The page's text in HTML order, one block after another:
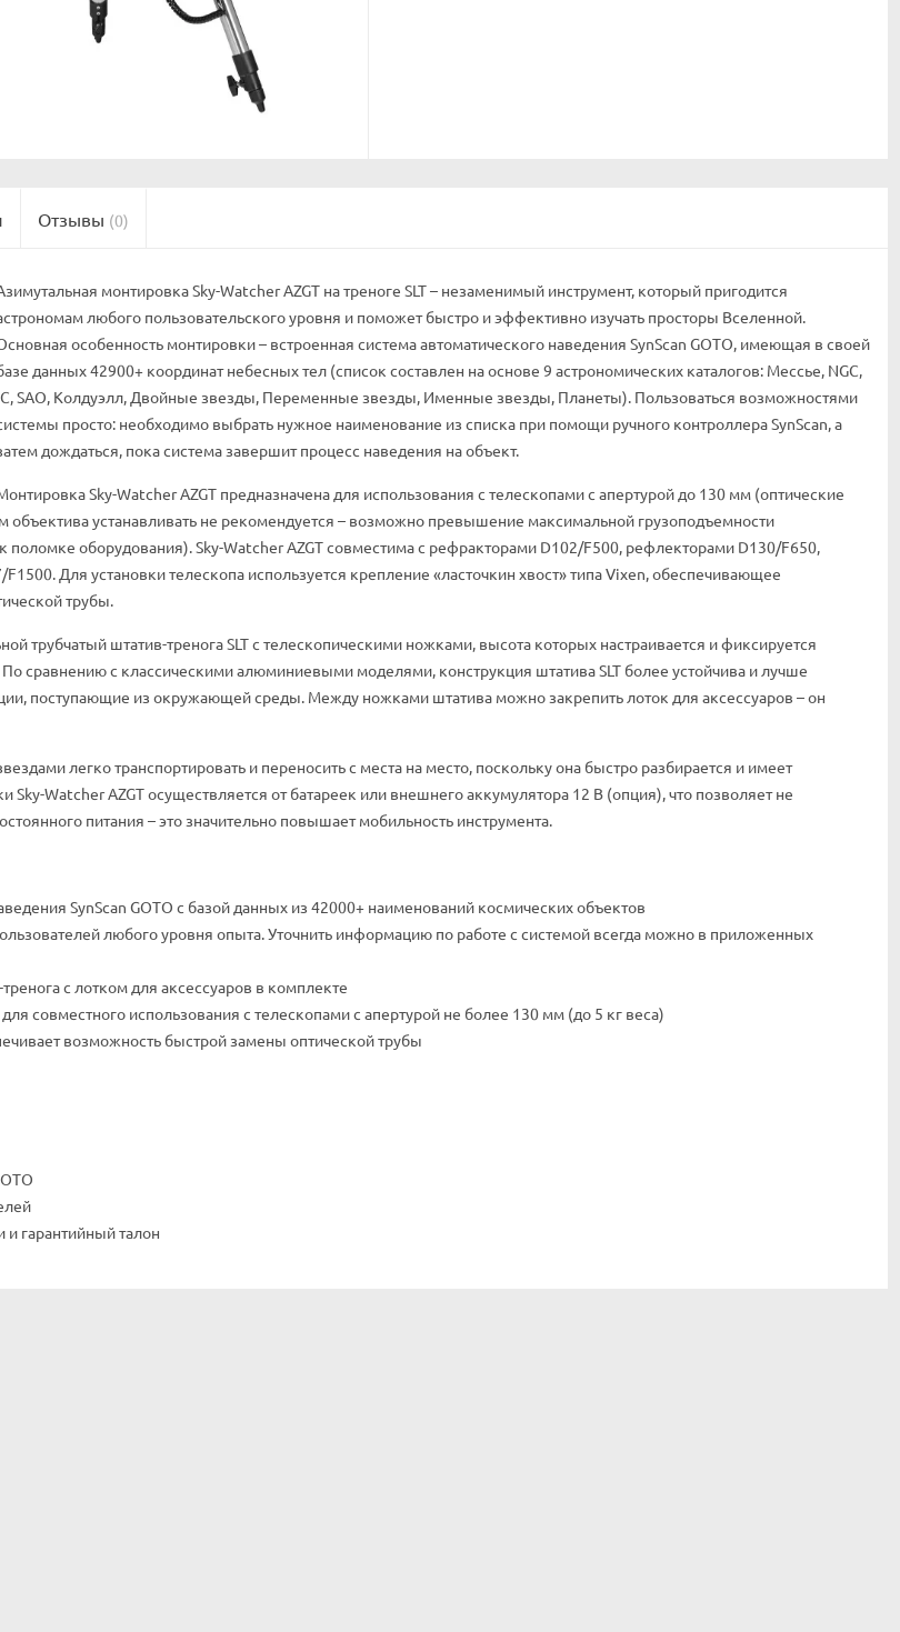
Отзывы (0)
монтировка Sky-Watcher AZGT на треноге SLT – незаменимый инструмент, который пригодится
любого пользовательского уровня и поможет быстро и эффективно изучать просторы Вселенной.
особенность монтировки – встроенная система автоматического наведения SynScan GOTO, имеющая в своей
данных 42900+ координат небесных тел (список составлен на основе 9 астрономических каталогов: Мессье, NGC,
SAO, Колдуэлл, Двойные звезды, Переменные звезды, Именные звезды, Планеты). Пользоваться возможностями
просто: необходимо выбрать нужное наименование из списка при помощи ручного контроллера SynScan, а
дождаться, пока система завершит процесс наведения на объект.
Sky-Watcher AZGT предназначена для использования с телескопами с апертурой до 130 мм (оптические
устанавливать не рекомендуется – возможно превышение максимальной грузоподъемности
поломке оборудования). Sky-Watcher AZGT совместима с рефракторами D102/F500, рефлекторами D130/F650,
Для установки телескопа используется крепление «ласточкин хвост» типа Vixen, обеспечивающее
трубы.
трубчатый штатив-тренога SLT с телескопическими ножками, высота которых настраивается и фиксируется
сравнению с классическими алюминиевыми моделями, конструкция штатива SLT более устойчива и лучше
поступающие из окружающей среды. Между ножками штатива можно закрепить лоток для аксессуаров – он
легко транспортировать и переносить с места на место, поскольку она быстро разбирается и имеет
Sky-Watcher AZGT осуществляется от батареек или внешнего аккумулятора 12 В (опция), что позволяет не
питания – это значительно повышает мобильность инструмента.
SynScan GOTO с базой данных из 42000+ наименований космических объектов
любого уровня опыта. Уточнить информацию по работе с системой всегда можно в приложенных
с лотком для аксессуаров в комплекте
совместного использования с телескопами с апертурой не более 130 мм (до 5 кг веса)
возможность быстрой замены оптической трубы
и гарантийный талон